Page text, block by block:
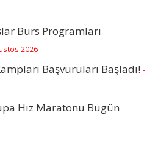
Burs Programları
2026
Başvuruları Başladı! -
Hız Maratonu Bugün